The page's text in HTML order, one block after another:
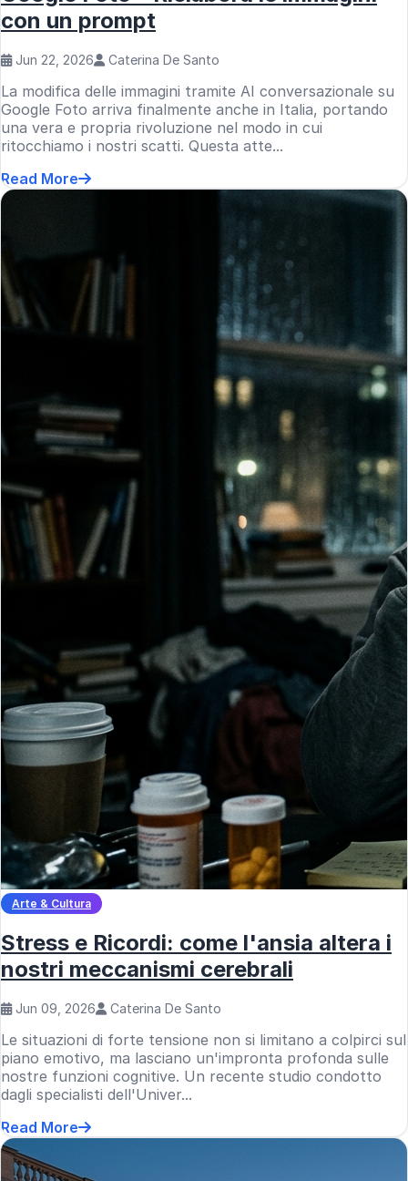
con un prompt
Jun 22, 2026 Caterina De Santo
La modifica delle immagini tramite AI conversazionale su
Google Foto arriva finalmente anche in Italia, portando
una vera e propria rivoluzione nel modo in cui
ritocchiamo i nostri scatti. Questa atte...
Read More
Arte & Cultura
Stress e Ricordi: come l'ansia altera i
nostri meccanismi cerebrali
Jun 09, 2026 Caterina De Santo
Le situazioni di forte tensione non si limitano a colpirci sul
piano emotivo, ma lasciano un'impronta profonda sulle
nostre funzioni cognitive. Un recente studio condotto
dagli specialisti dell'Univer...
Read More